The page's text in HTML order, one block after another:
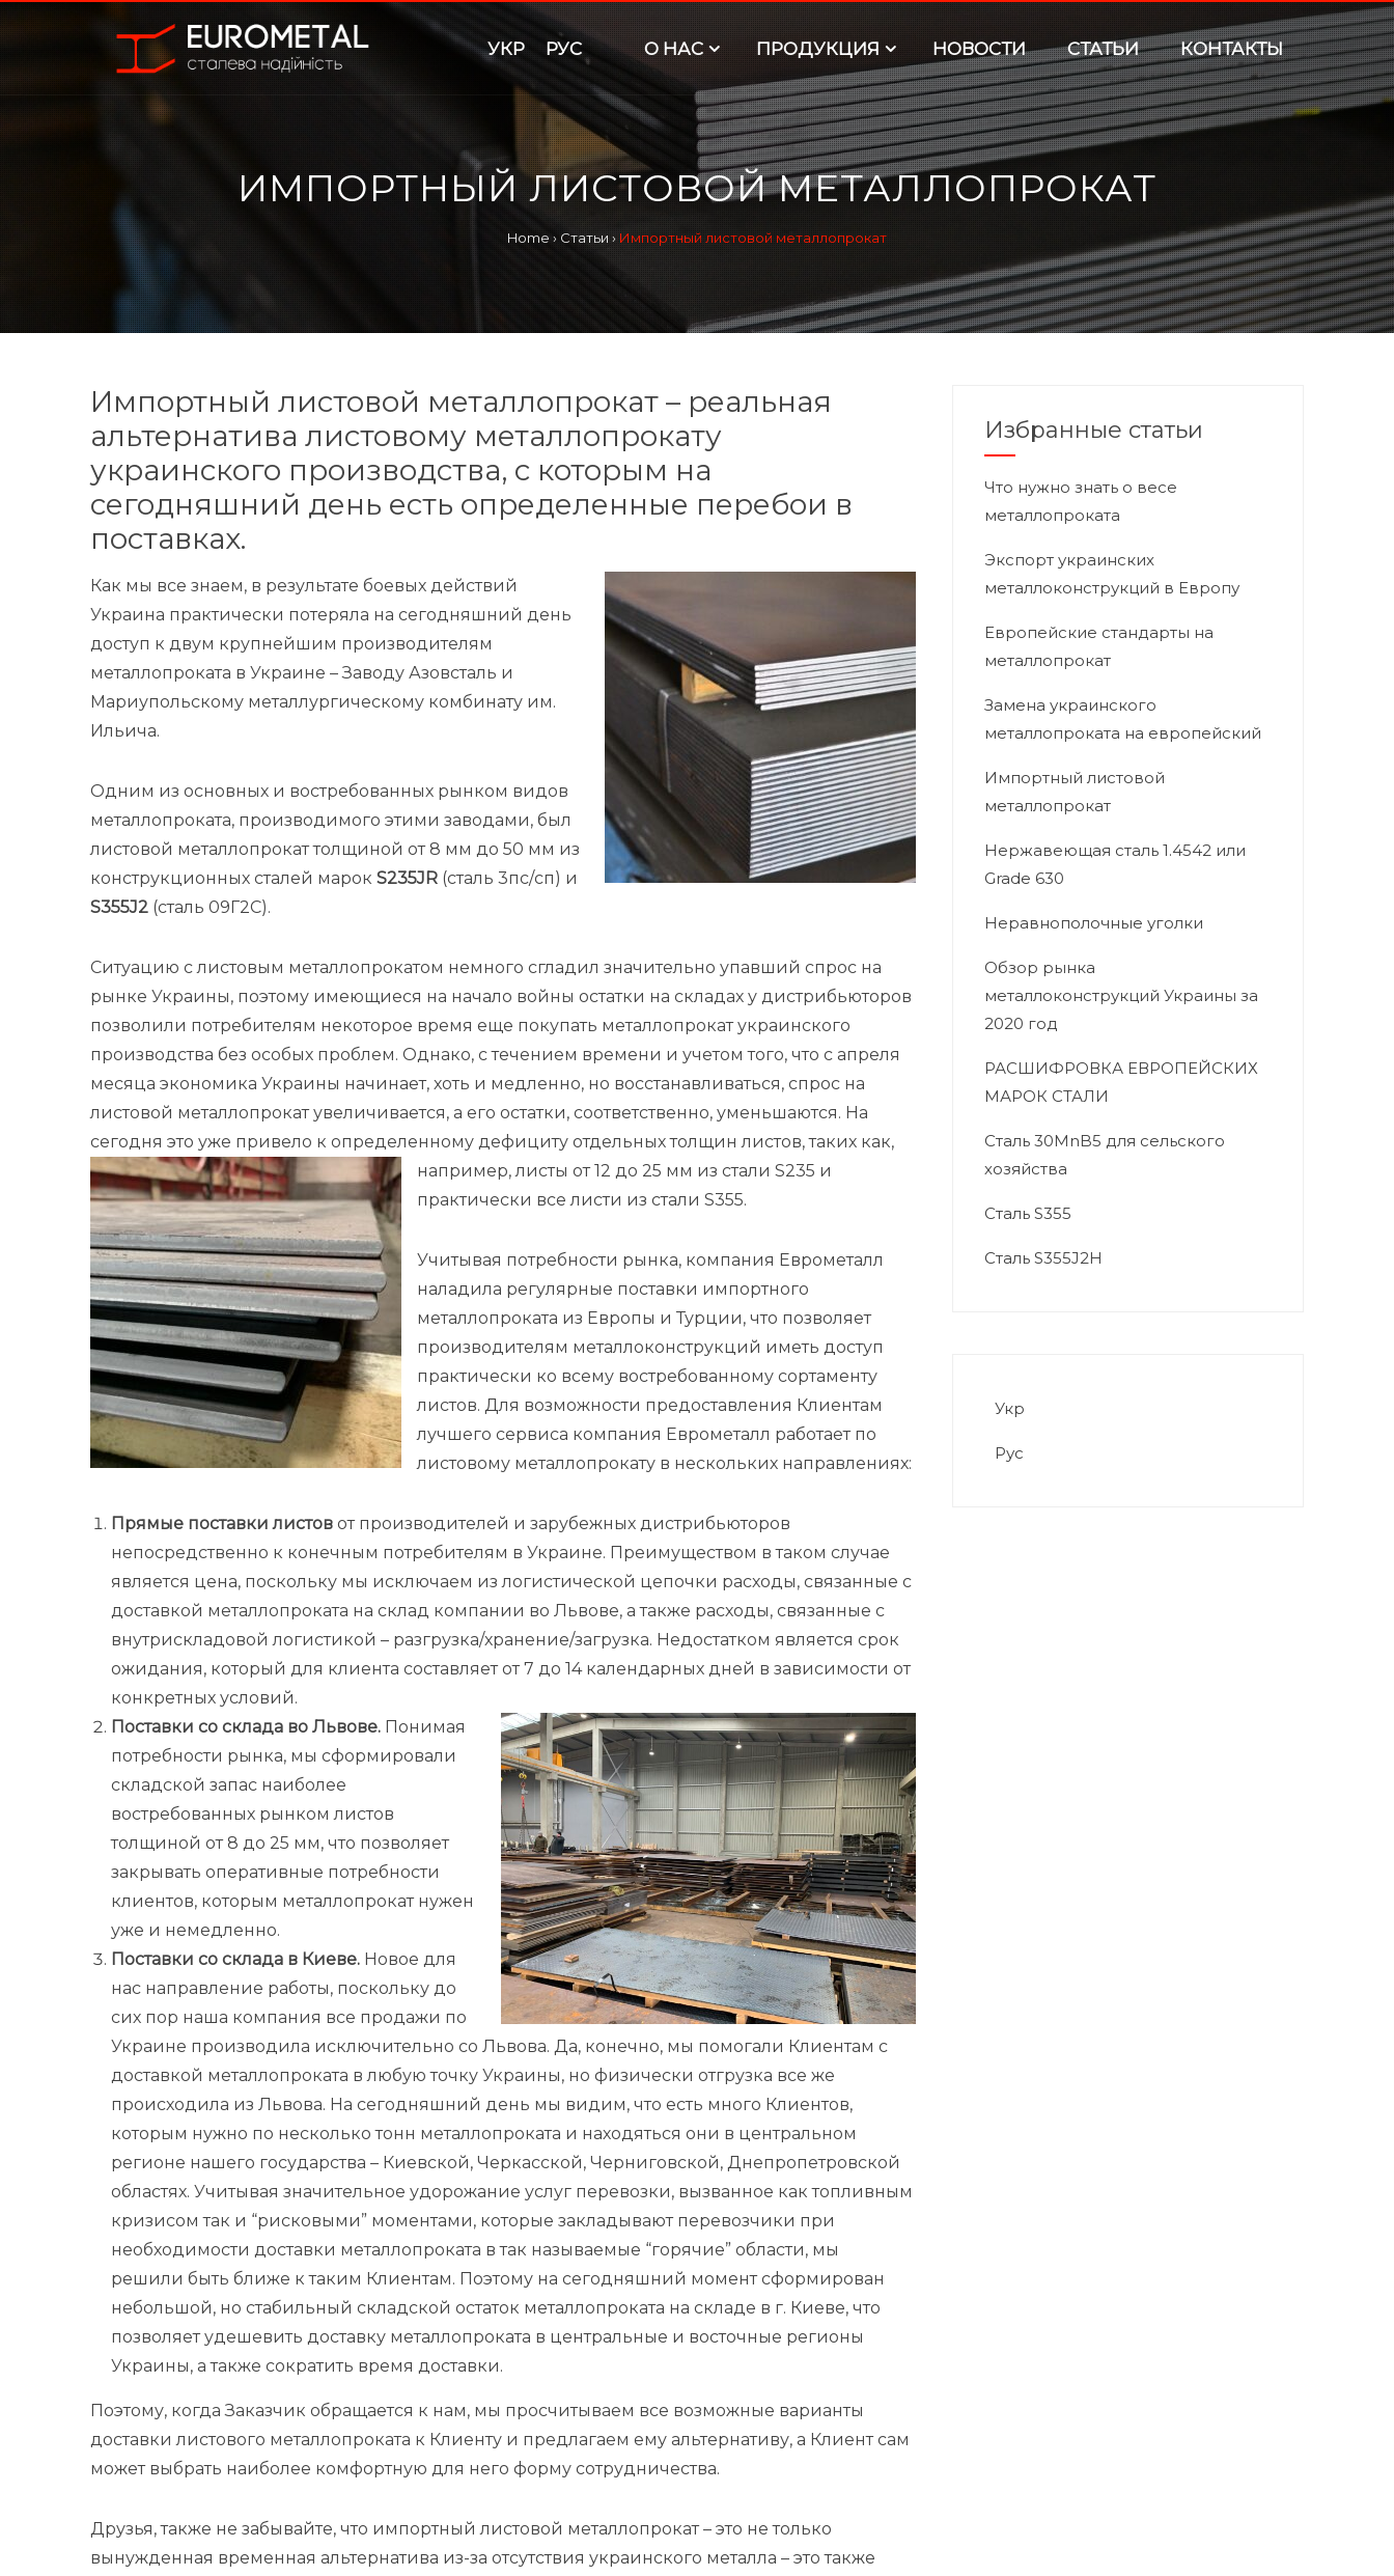
УКР РУС O НАС ПРОДУКЦИЯ НОВОСТИ СТАТЬИ КОНТАКТЫ
ИМПОРТНЫЙ ЛИСТОВОЙ МЕТАЛЛОПРОКАТ
Home › Статьи › Импортный листовой металлопрокат
Импортный листовой металлопрокат – реальная
альтернатива листовому металлопрокату
украинского производства, с которым на
сегодняшний день есть определенные перебои в
поставках.
Как мы все знаем, в результате боевых действий
Украина практически потеряла на сегодняшний день
доступ к двум крупнейшим производителям
металлопроката в Украине – Заводу Азовсталь и
Мариупольскому металлургическому комбинату им.
Ильича.
Одним из основных и востребованных рынком видов
металлопроката, производимого этими заводами, был
листовой металлопрокат толщиной от 8 мм до 50 мм из
конструкционных сталей марок S235JR (сталь 3пс/сп) и
S355J2 (сталь 09Г2С).
Ситуацию с листовым металлопрокатом немного сгладил значительно упавший спрос на
рынке Украины, поэтому имеющиеся на начало войны остатки на складах у дистрибьюторов
позволили потребителям некоторое время еще покупать металлопрокат украинского
производства без особых проблем. Однако, с течением времени и учетом того, что с апреля
месяца экономика Украины начинает, хоть и медленно, но восстанавливаться, спрос на
листовой металлопрокат увеличивается, а его остатки, соответственно, уменьшаются. На
сегодня это уже привело к определенному дефициту отдельных толщин листов, таких как,
например, листы от 12 до 25 мм из стали S235 и
практически все листи из стали S355.
Учитывая потребности рынка, компания Еврометалл
наладила регулярные поставки импортного
металлопроката из Европы и Турции, что позволяет
производителям металлоконструкций иметь доступ
практически ко всему востребованному сортаменту
листов. Для возможности предоставления Клиентам
лучшего сервиса компания Еврометалл работает по
листовому металлопрокату в нескольких направлениях:
Прямые поставки листов от производителей и зарубежных дистрибьюторов
непосредственно к конечным потребителям в Украине. Преимуществом в таком случае
является цена, поскольку мы исключаем из логистической цепочки расходы, связанные с
доставкой металлопроката на склад компании во Львове, а также расходы, связанные с
внутрискладовой логистикой – разгрузка/хранение/загрузка. Недостатком является срок
ожидания, который для клиента составляет от 7 до 14 календарных дней в зависимости от
конкретных условий.
Поставки со склада во Львове. Понимая
потребности рынка, мы сформировали
складской запас наиболее
востребованных рынком листов
толщиной от 8 до 25 мм, что позволяет
закрывать оперативные потребности
клиентов, которым металлопрокат нужен
уже и немедленно.
Поставки со склада в Киеве. Новое для
нас направление работы, поскольку до
сих пор наша компания все продажи по
Украине производила исключительно со Львова. Да, конечно, мы помогали Клиентам с
доставкой металлопроката в любую точку Украины, но физически отгрузка все же
происходила из Львова. На сегодняшний день мы видим, что есть много Клиентов,
которым нужно по несколько тонн металлопроката и находяться они в центральном
регионе нашего государства – Киевской, Черкасской, Черниговской, Днепропетровской
областях. Учитывая значительное удорожание услуг перевозки, вызванное как топливным
кризисом так и “рисковыми” моментами, которые закладывают перевозчики при
необходимости доставки металлопроката в так называемые “горячие” области, мы
решили быть ближе к таким Клиентам. Поэтому на сегодняшний момент сформирован
небольшой, но стабильный складской остаток металлопроката на складе в г. Киеве, что
позволяет удешевить доставку металлопроката в центральные и восточные регионы
Украины, а также сократить время доставки.
Поэтому, когда Заказчик обращается к нам, мы просчитываем все возможные варианты
доставки листового металлопроката к Клиенту и предлагаем ему альтернативу, а Клиент сам
может выбрать наиболее комфортную для него форму сотрудничества.
Друзья, также не забывайте, что импортный листовой металлопрокат – это не только
вынужденная временная альтернатива из-за отсутствия украинского металла – это также
Избранные статьи
Что нужно знать о весе
металлопроката
Экспорт украинских
металлоконструкций в Европу
Европейские стандарты на
металлопрокат
Замена украинского
металлопроката на европейский
Импортный листовой
металлопрокат
Нержавеющая сталь 1.4542 или
Grade 630
Неравнополочные уголки
Обзор рынка
металлоконструкций Украины за
2020 год
РАСШИФРОВКА ЕВРОПЕЙСКИХ
МАРОК СТАЛИ
Сталь 30MnB5 для сельского
хозяйства
Сталь S355
Сталь S355J2H
Укр
Рус